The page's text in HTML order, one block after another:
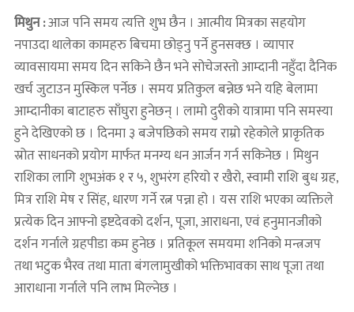
मिथुन :आज पनि समय त्यत्ति शुभ छैन । आत्मीय मित्रका सहयोग
नपाउदा थालेका कामहरु बिचमा छोड्नु पर्ने हुनसक्छ । व्यापार
व्यावसायमा समय दिन सकिने छैन भने सोचेजस्तो आम्दानी नहुँदा दैनिक
खर्च जुटाउन मुस्किल पर्नेछ । समय प्रतिकुल बन्नेछ भने यहि बेलामा
आम्दानीका बाटाहरु साँघुरा हुनेछन् । लामो दुरीको यात्रामा पनि समस्या
हुने देखिएको छ । दिनमा ३ बजेपछिको समय राम्रो रहेकोले प्राकृतिक
स्रोत साधनको प्रयोग मार्फत मनग्य धन आर्जन गर्न सकिनेछ । मिथुन
राशिका लागि शुभअंक १ र ५, शुभरंग हरियो र खैरो, स्वामी राशि बुध ग्रह,
मित्र राशि मेष र सिंह, धारण गर्ने रत्न पन्ना हो । यस राशि भएका व्यक्तिले
प्रत्येक दिन आफ्नो इष्टदेवको दर्शन, पूजा, आराधना, एवं हनुमानजीको
दर्शन गर्नाले ग्रहपीडा कम हुनेछ । प्रतिकूल समयमा शनिको मन्त्रजप
तथा भटुक भैरव तथा माता बंगलामुखीको भक्तिभावका साथ पूजा तथा
आराधाना गर्नाले पनि लाभ मिल्नेछ ।